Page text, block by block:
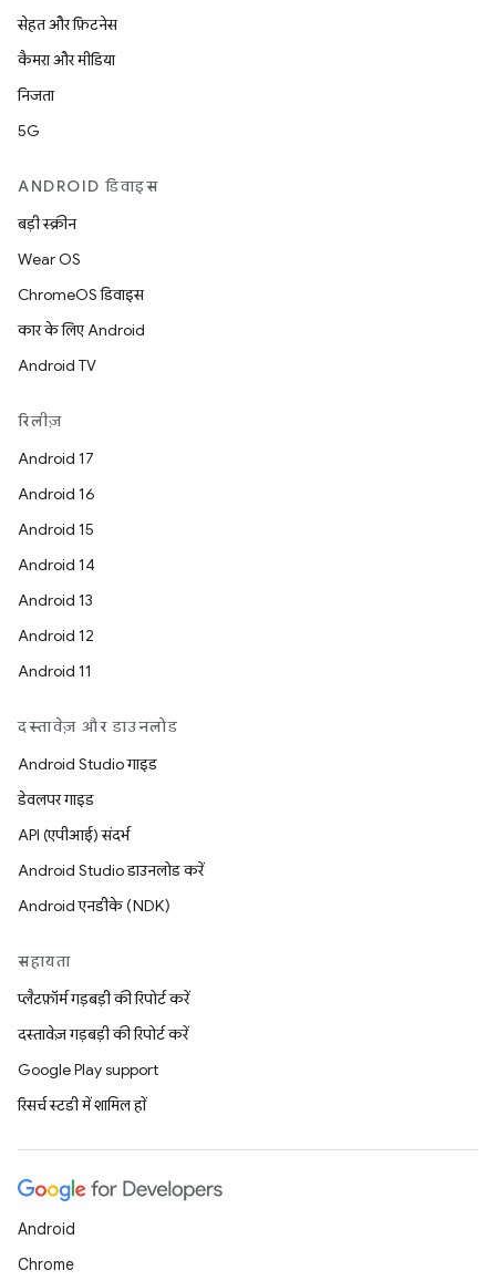
सेहत और फ़िटनेस
कैमरा और मीडिया
निजता
5G
ANDROID डिवाइस
बड़ी स्क्रीन
Wear OS
ChromeOS डिवाइस
कार के लिए Android
Android TV
रिलीज़
Android 17
Android 16
Android 15
Android 14
Android 13
Android 12
Android 11
दस्तावेज़ और डाउनलोड
Android Studio गाइड
डेवलपर गाइड
API (एपीआई) संदर्भ
Android Studio डाउनलोड करें
Android एनडीके (NDK)
सहायता
प्लैटफ़ॉर्म गड़बड़ी की रिपोर्ट करें
दस्तावेज़ गड़बड़ी की रिपोर्ट करें
Google Play support
रिसर्च स्टडी में शामिल हों
Android
Chrome